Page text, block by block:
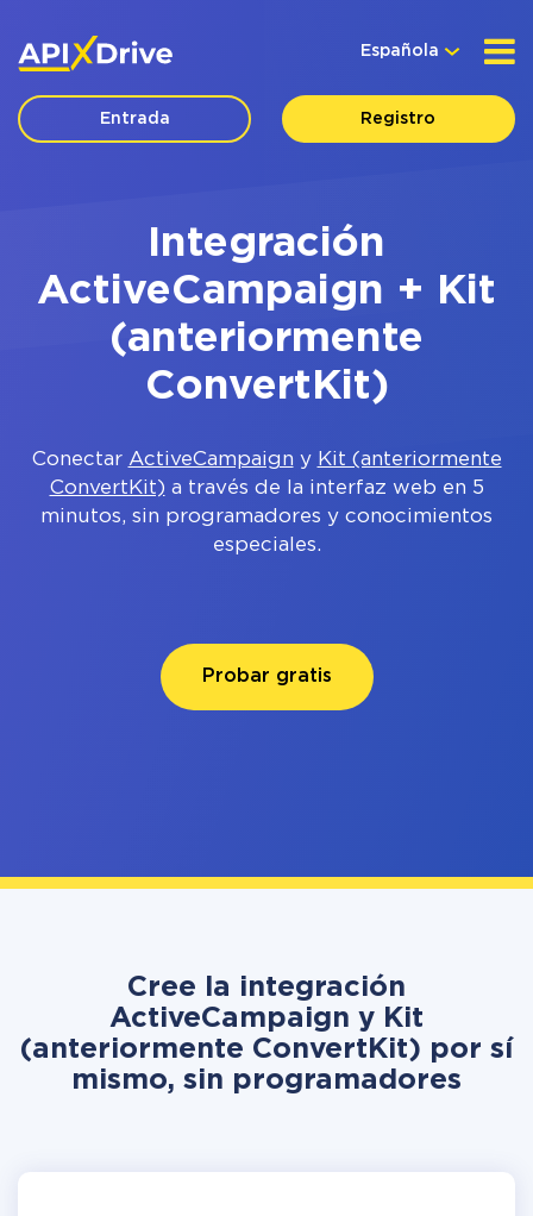
Española
Entrada Registro
Integración
ActiveCampaign + Kit
(anteriormente
ConvertKit)
Conectar ActiveCampaign y Kit (anteriormente
ConvertKit) a través de la interfaz web en 5
minutos, sin programadores y conocimientos
especiales.
Probar gratis
Cree la integración
ActiveCampaign y Kit
(anteriormente ConvertKit) por sí
mismo, sin programadores